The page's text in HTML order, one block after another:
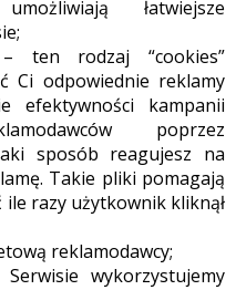
łatwiejsze
– ten rodzaj “cookies”
Ci odpowiednie reklamy
efektywności kampanii
poprzez
sposób reagujesz na
Takie pliki pomagają
ile razy użytkownik kliknął
reklamodawcy;
wykorzystujemy